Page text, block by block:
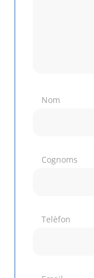
Nom
Cognoms
Telèfon